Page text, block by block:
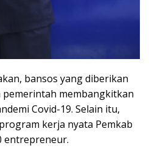
bansos yang diberikan
membangkitkan
Covid-19. Selain itu,
kerja nyata Pemkab
entrepreneur.